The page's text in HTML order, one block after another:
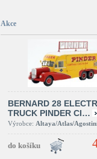
Akce
BERNARD 28
TRUCK PINDER CI…
Výrobce: Altaya/Atlas/